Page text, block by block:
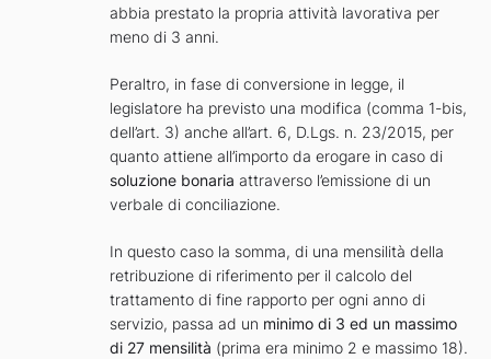
abbia prestato la propria attività lavorativa per
meno di 3 anni.
Peraltro, in fase di conversione in legge, il
legislatore ha previsto una modifica (comma 1-bis,
dell’art. 3) anche all’art. 6, D.Lgs. n. 23/2015, per
quanto attiene all’importo da erogare in caso di
soluzione bonaria attraverso l’emissione di un
verbale di conciliazione.
In questo caso la somma, di una mensilità della
retribuzione di riferimento per il calcolo del
trattamento di fine rapporto per ogni anno di
servizio, passa ad un minimo di 3 ed un massimo
di 27 mensilità (prima era minimo 2 e massimo 18).